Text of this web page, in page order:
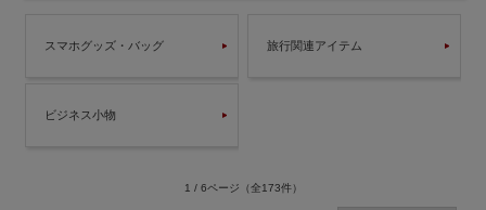
スマホグッズ・バッグ
ビジネス小物
旅行関連アイテム
1 / 6ページ （全173件）